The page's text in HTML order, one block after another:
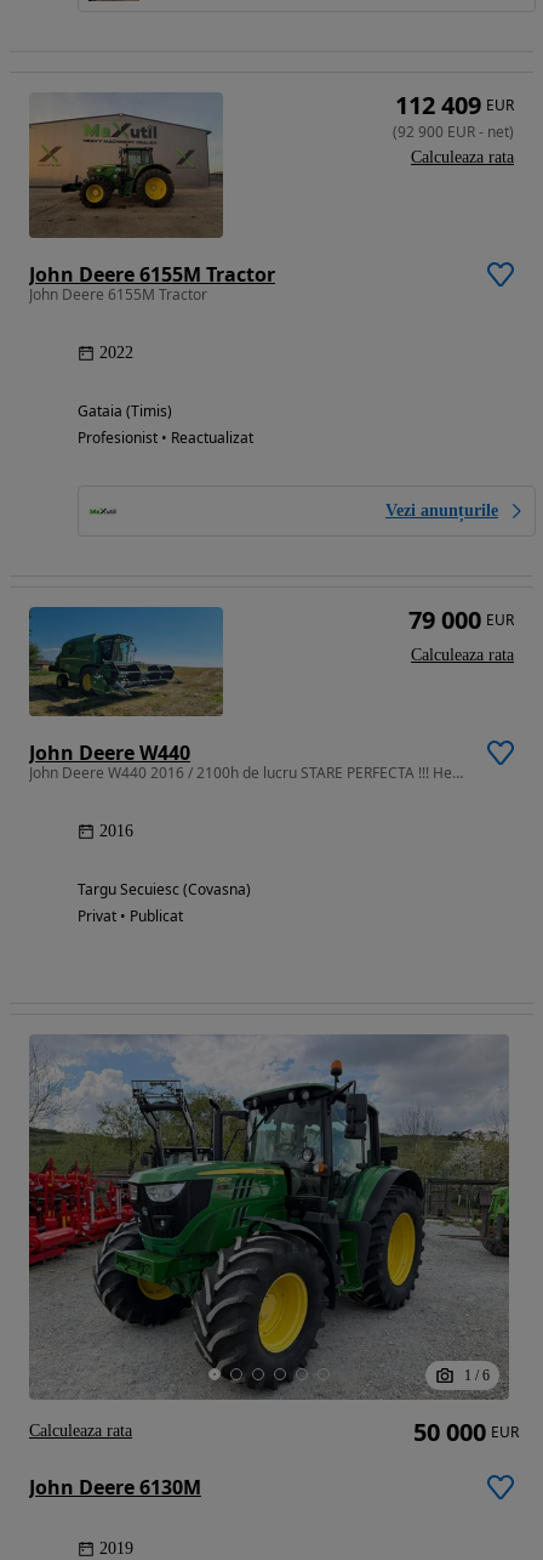
John Deere 6155M Tractor
John Deere 6155M Tractor
2022
Gataia (Timis)
Profesionist • Reactualizat
Vezi anunțurile
112 409 EUR
(92 900 EUR- net)
Calculeaza rata
John Deere W440
John Deere W440 2016 / 2100h de lucru STARE PERFECTA !!! Heder 5.10m
2016
Targu Secuiesc (Covasna)
Privat • Publicat
79 000 EUR
Calculeaza rata
1 / 6
John Deere 6130M
2019
50 000 EUR
Calculeaza rata